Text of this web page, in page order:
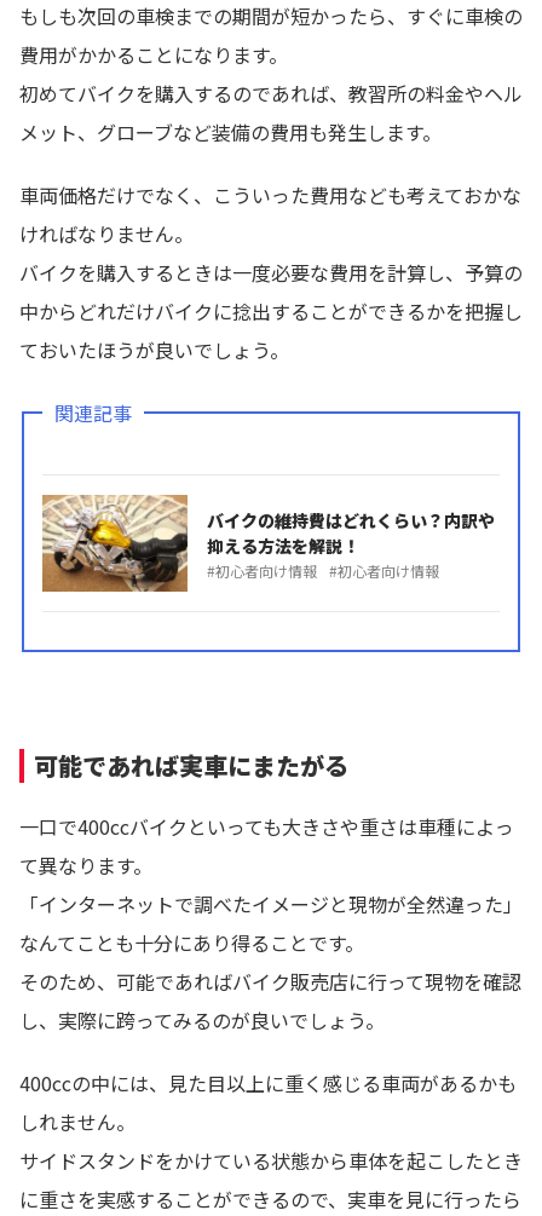
もしも次回の車検までの期間が短かったら、すぐに車検の
費用がかかることになります。
初めてバイクを購入するのであれば、教習所の料金やヘル
メット、グローブなど装備の費用も発生します。
車両価格だけでなく、こういった費用なども考えておかな
ければなりません。
バイクを購入するときは一度必要な費用を計算し、予算の
中からどれだけバイクに捻出することができるかを把握し
ておいたほうが良いでしょう。
関連記事
バイクの維持費はどれくらい？内訳や
抑える方法を解説！
初心者向け情報 初心者向け情報
可能であれば実車にまたがる
一口で400ccバイクといっても大きさや重さは車種によっ
て異なります。
「インターネットで調べたイメージと現物が全然違った」
なんてことも十分にあり得ることです。
そのため、可能であればバイク販売店に行って現物を確認
し、実際に跨ってみるのが良いでしょう。
400ccの中には、見た目以上に重く感じる車両があるかも
しれません。
サイドスタンドをかけている状態から車体を起こしたとき
に重さを実感することができるので、実車を見に行ったら